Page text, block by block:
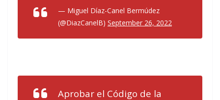
— Miguel Díaz-Canel Bermúdez
(@DiazCanelB) September 26, 2022
Aprobar el Código de la